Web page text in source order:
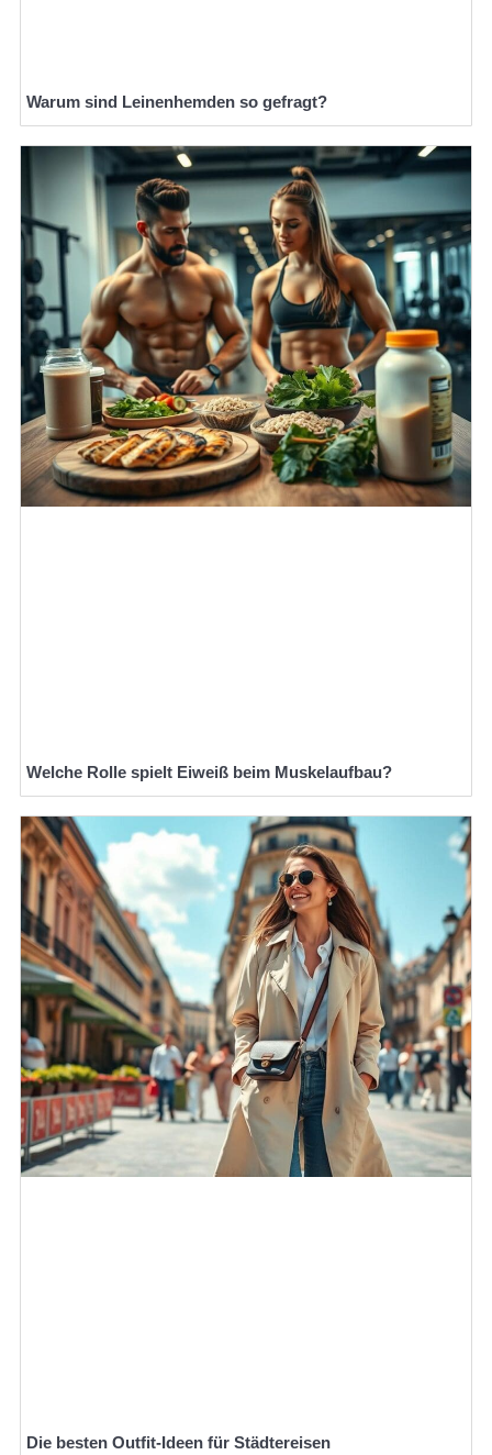
Warum sind Leinenhemden so gefragt?
Welche Rolle spielt Eiweiß beim Muskelaufbau?
Die besten Outfit-Ideen für Städtereisen